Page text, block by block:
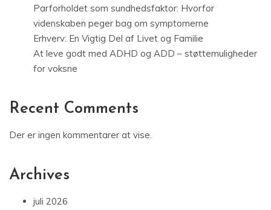
Parforholdet som sundhedsfaktor: Hvorfor
videnskaben peger bag om symptomerne
Erhverv: En Vigtig Del af Livet og Familie
At leve godt med ADHD og ADD – støttemuligheder
for voksne
Recent Comments
Der er ingen kommentarer at vise.
Archives
juli 2026